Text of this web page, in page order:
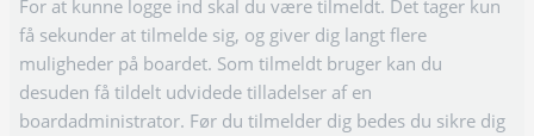
For at kunne logge ind skal du være tilmeldt. Det tager kun
få sekunder at tilmelde sig, og giver dig langt flere
muligheder på boardet. Som tilmeldt bruger kan du
desuden få tildelt udvidede tilladelser af en
boardadministrator. Før du tilmelder dig bedes du sikre dig